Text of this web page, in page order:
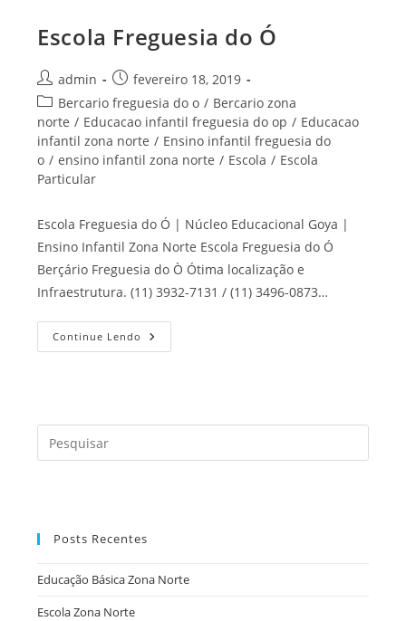
Escola Freguesia do Ó
Autor
do
post:
admin
Post
publicado:
fevereiro 18, 2019
Categoria
do
post:
Bercario freguesia do o / Bercario zona
norte / Educacao infantil freguesia do op / Educacao
infantil zona norte / Ensino infantil freguesia do
o / ensino infantil zona norte / Escola / Escola
Particular
Escola Freguesia do Ó | Núcleo Educacional Goya |
Ensino Infantil Zona Norte Escola Freguesia do Ó
Berçário Freguesia do Ò Ótima localização e
Infraestrutura. (11) 3932-7131 / (11) 3496-0873…
Continue Lendo Escola
Freguesia
a
Posts Recentes
Educação Básica Zona Norte
Escola Zona Norte